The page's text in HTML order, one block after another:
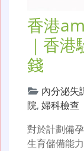
香港
｜香
錢
內分泌失
院, 婦科檢查
對於計劃備
生育儲備能